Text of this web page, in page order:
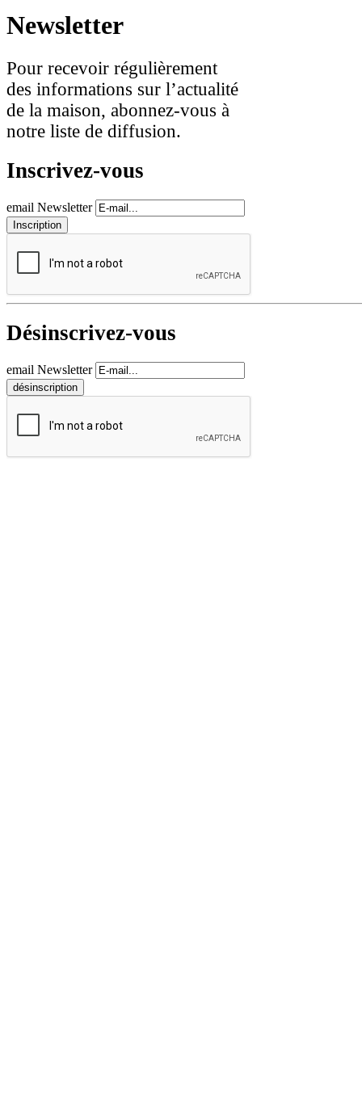
Newsletter
Pour recevoir régulièrement
des informations sur l’actualité
de la maison, abonnez-vous à
notre liste de diffusion.
Inscrivez-vous
email Newsletter
Désinscrivez-vous
email Newsletter